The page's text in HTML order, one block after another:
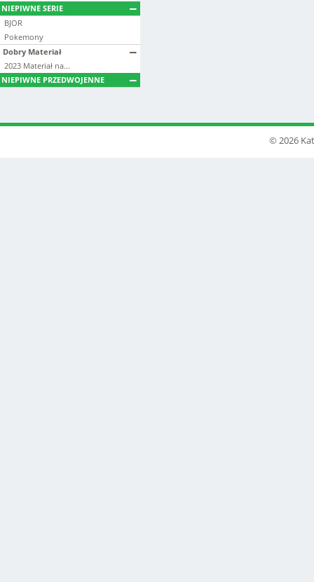
NIEPIWNE SERIE
BJOR
Pokemony
Dobry Materiał
2023 Materiał na...
NIEPIWNE PRZEDWOJENNE
© 2026